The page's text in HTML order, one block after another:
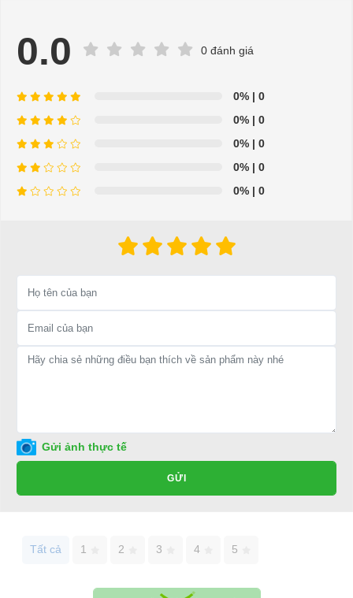
tốt ở đâu?
hệ:
Đại Cường
Địa chỉ: 845 Quốc Lộ 13, Phường Hiệp Bình Phước, Thành phố
Thủ Đức, TP.HCM
Điện thoại: 08 68 100 260 ( Châu ) - 093 211 3677 ( Phú )
E-mail: phuhuynhkd@gmail.com
0.0 0 đánh giá
0% | 0
0% | 0
0% | 0
0% | 0
0% | 0
Gửi ảnh thực tế
GỬI
Tất cả 1 2 3 4 5